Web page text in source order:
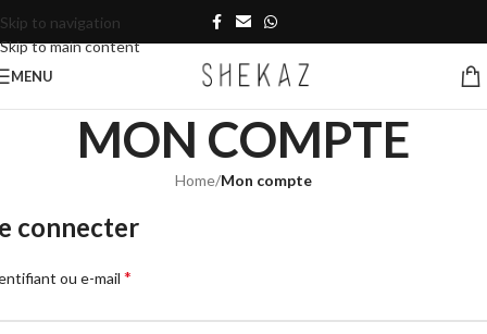
Skip to navigation
Skip to main content
MENU
MON COMPTE
Home/Mon compte
connecter
ou e-mail *